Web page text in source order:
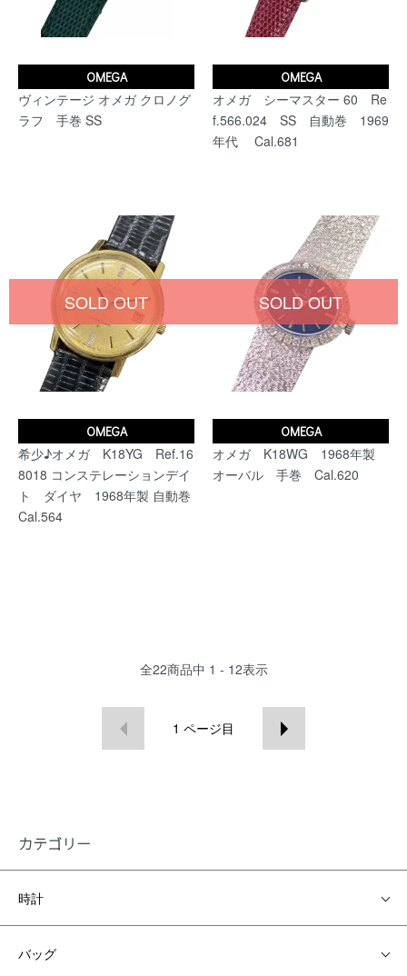
OMEGA
ヴィンテージ オメガ クロノグ
ラフ 手巻 SS
OMEGA
オメガ シーマスター 60 Re
f.566.024 SS 自動巻 1969
年代 Cal.681
OMEGA
希少♪オメガ K18YG Ref.16
8018 コンステレーションデイ
ト ダイヤ 1968年製 自動巻
Cal.564
SOLD OUT
OMEGA
オメガ K18WG 1968年製
オーバル 手巻 Cal.620
SOLD OUT
全22商品中 1 - 12表示
1 ページ目
カテゴリー
時計
バッグ